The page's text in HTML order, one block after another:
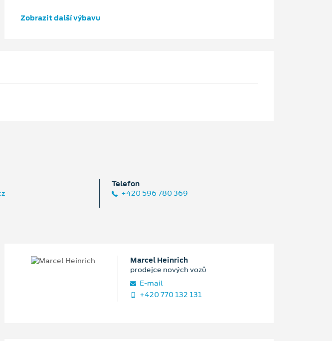
Zobrazit další výbavu
Telefon
+420 596 780 369
Marcel Heinrich
prodejce nových vozů
E‑mail
+420 770 132 131